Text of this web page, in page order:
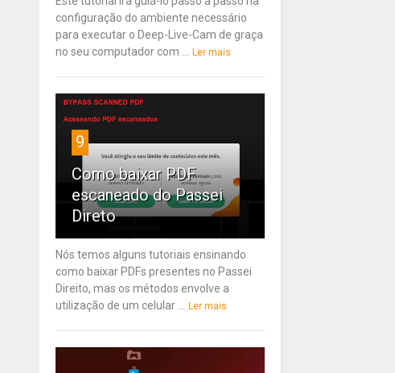
configuração do ambiente necessário
para executar o Deep-Live-Cam de graça
no seu computador com ...
Ler mais
9
Como baixar PDF
escaneado do Passei
Direto
Nós temos alguns tutoriais ensinando
como baixar PDFs presentes no Passei
Direito, mas os métodos envolve a
utilização de um celular ...
Ler mais